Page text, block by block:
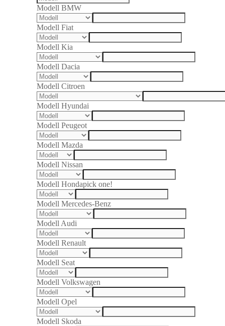
Modell BMW
Modell Fiat
Modell Kia
Modell Dacia
Modell Citroen
Modell Hyundai
Modell Peugeot
Modell Mazda
Modell Nissan
Modell Hondapick one!
Modell Mercedes-Benz
Modell Audi
Modell Renault
Modell Seat
Modell Volkswagen
Modell Opel
Modell Skoda